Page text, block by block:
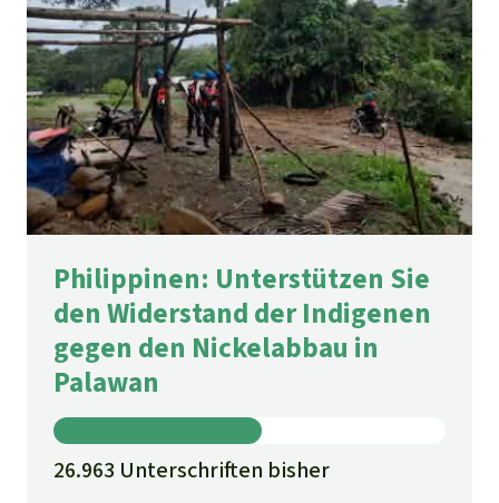
Philippinen: Unterstützen Sie
den Widerstand der Indigenen
gegen den Nickelabbau in
Palawan
26.963 Unterschriften bisher